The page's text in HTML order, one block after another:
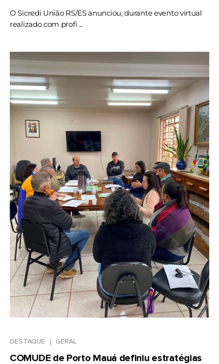
O Sicredi União RS/ES anunciou, durante evento virtual
realizado com profi ...
DESTAQUE GERAL
COMUDE de Porto Mauá definiu estratégias